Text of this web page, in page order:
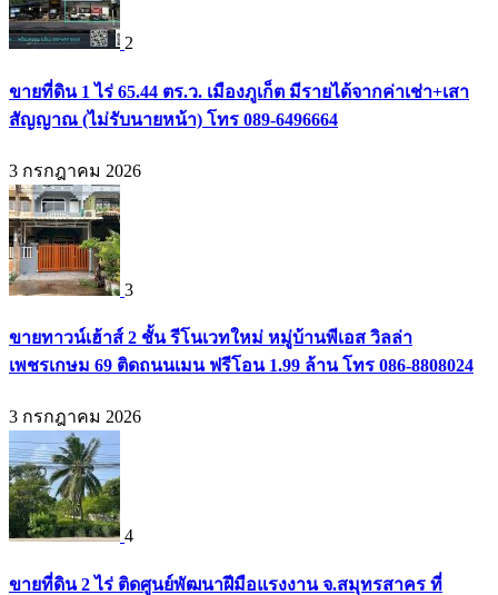
2
ขายที่ดิน 1 ไร่ 65.44 ตร.ว. เมืองภูเก็ต มีรายได้จากค่าเช่า+เสา
สัญญาณ (ไม่รับนายหน้า) โทร 089-6496664
3 กรกฎาคม 2026
3
ขายทาวน์เฮ้าส์ 2 ชั้น รีโนเวทใหม่ หมู่บ้านพีเอส วิลล่า
เพชรเกษม 69 ติดถนนเมน ฟรีโอน 1.99 ล้าน โทร 086-8808024
3 กรกฎาคม 2026
4
ขายที่ดิน 2 ไร่ ติดศูนย์พัฒนาฝีมือแรงงาน จ.สมุทรสาคร ที่